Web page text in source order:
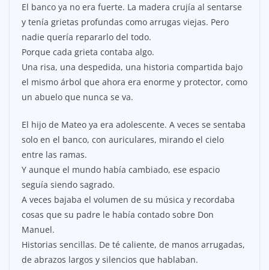
El banco ya no era fuerte. La madera crujía al sentarse
y tenía grietas profundas como arrugas viejas. Pero
nadie quería repararlo del todo.
Porque cada grieta contaba algo.
Una risa, una despedida, una historia compartida bajo
el mismo árbol que ahora era enorme y protector, como
un abuelo que nunca se va.
El hijo de Mateo ya era adolescente. A veces se sentaba
solo en el banco, con auriculares, mirando el cielo
entre las ramas.
Y aunque el mundo había cambiado, ese espacio
seguía siendo sagrado.
A veces bajaba el volumen de su música y recordaba
cosas que su padre le había contado sobre Don
Manuel.
Historias sencillas. De té caliente, de manos arrugadas,
de abrazos largos y silencios que hablaban.